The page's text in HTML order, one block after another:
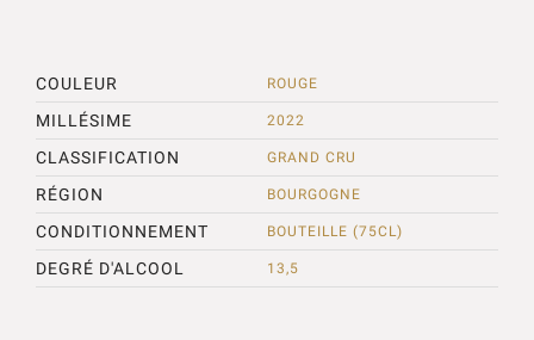
COULEUR ROUGE
MILLÉSIME 2022
CLASSIFICATION GRAND CRU
RÉGION BOURGOGNE
CONDITIONNEMENT BOUTEILLE (75CL)
DEGRÉ D'ALCOOL 13,5